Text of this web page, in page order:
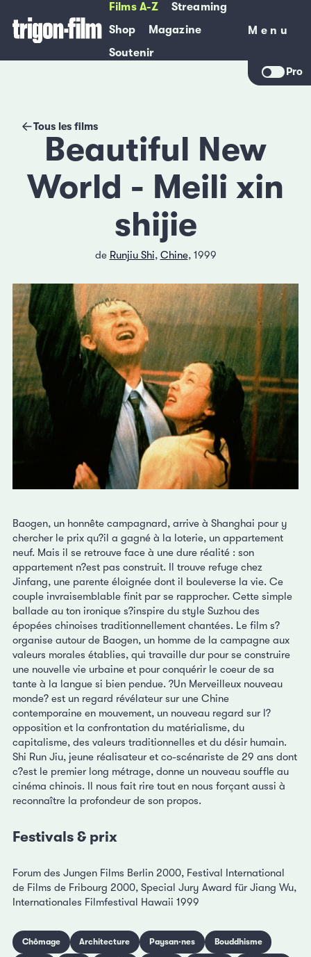
Films A-Z
Streaming
Shop
Magazine
Soutenir
Menu
Menu
Pro
Tous les films
Beautiful New
World - Meili xin
shijie
de Runjiu Shi, Chine, 1999
Baogen, un honnête campagnard, arrive à Shanghai pour y
chercher le prix qu?il a gagné à la loterie, un appartement
neuf. Mais il se retrouve face à une dure réalité : son
appartement n?est pas construit. Il trouve refuge chez
Jinfang, une parente éloignée dont il bouleverse la vie. Ce
couple invraisemblable finit par se rapprocher. Cette simple
ballade au ton ironique s?inspire du style Suzhou des
épopées chinoises traditionnellement chantées. Le film s?
organise autour de Baogen, un homme de la campagne aux
valeurs morales établies, qui travaille dur pour se construire
une nouvelle vie urbaine et pour conquérir le coeur de sa
tante à la langue si bien pendue. ?Un Merveilleux nouveau
monde? est un regard révélateur sur une Chine
contemporaine en mouvement, un nouveau regard sur l?
opposition et la confrontation du matérialisme, du
capitalisme, des valeurs traditionnelles et du désir humain.
Shi Run Jiu, jeune réalisateur et co-scénariste de 29 ans dont
c?est le premier long métrage, donne un nouveau souffle au
cinéma chinois. Il nous fait rire tout en nous forçant aussi à
reconnaître la profondeur de son propos.
Festivals & prix
Forum des Jungen Films Berlin 2000, Festival International
de Films de Fribourg 2000, Special Jury Award für Jiang Wu,
Internationales Filmfestival Hawaii 1999
Chômage Architecture Paysan·nes Bouddhisme